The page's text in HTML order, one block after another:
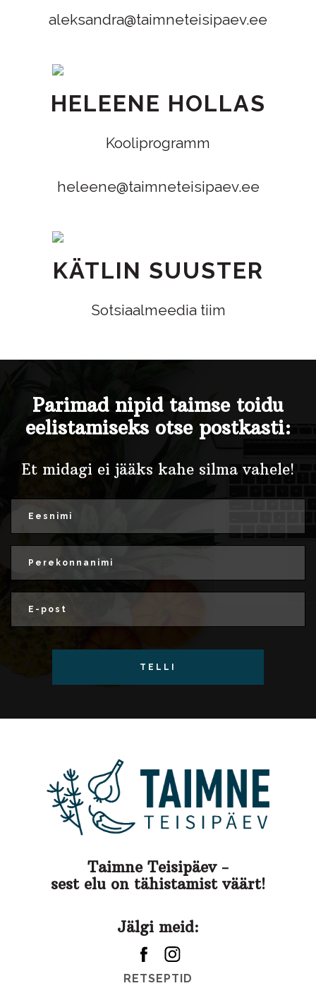
aleksandra@taimneteisipaev.ee
HELEENE HOLLAS
Kooliprogramm
heleene@taimneteisipaev.ee
KÄTLIN SUUSTER
Sotsiaalmeedia tiim
Parimad nipid taimse toidu
eelistamiseks otse postkasti:
Et midagi ei jääks kahe silma vahele!
TELLI
Taimne Teisipäev -
sest elu on tähistamist väärt!
Jälgi meid:
RETSEPTID